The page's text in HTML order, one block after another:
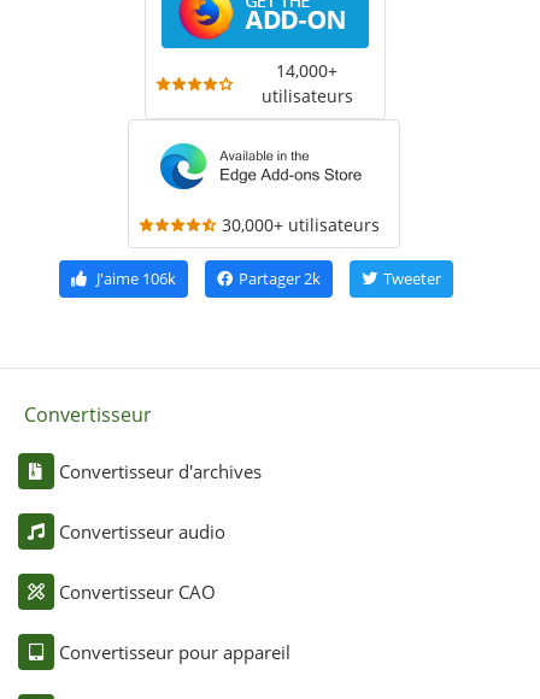
14,000+
utilisateurs
30,000+ utilisateurs
J'aime106k Partager2k Tweeter
Convertisseur
Convertisseur d'archives
Convertisseur audio
Convertisseur CAO
Convertisseur pour appareil